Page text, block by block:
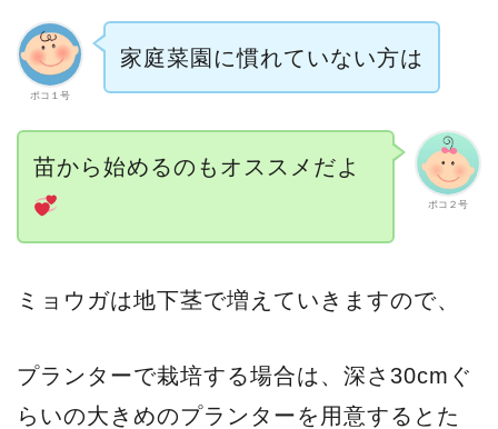
ポコ１号
家庭菜園に慣れていない方は
ポコ２号
苗から始めるのもオススメだよ
ミョウガは地下茎で増えていきますので、
プランターで栽培する場合は、深さ30cmぐ
らいの大きめのプランターを用意するとた